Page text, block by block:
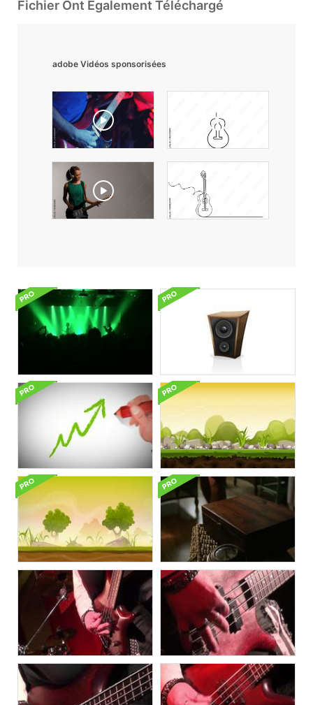
Fichier Ont Également Téléchargé
adobe Vidéos sponsorisées